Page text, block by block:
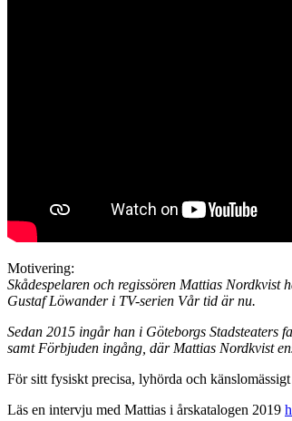
Motivering:
Skådespelaren och regissören Mattias
Gustaf Löwander i TV-serien Vår tid är nu.
Sedan 2015 ingår han i Göteborgs Stadsteaters
samt Förbjuden ingång, där Mattias Nordkvist
För sitt fysiskt precisa, lyhörda och
Läs en intervju med Mattias i årskatalogen 2019